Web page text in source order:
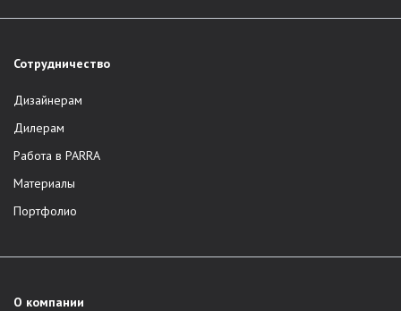
Сотрудничество
Дизайнерам
Дилерам
Работа в PARRA
Материалы
Портфолио
О компании